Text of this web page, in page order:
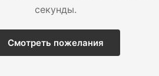
секунды.
Смотреть пожелания